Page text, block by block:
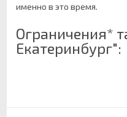
именно в это время.
Ограничения*
Екатеринбург":